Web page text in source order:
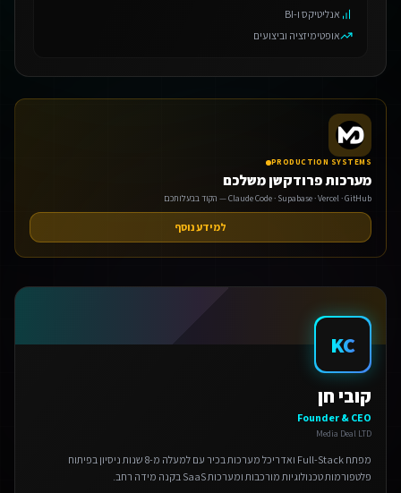
אנליטיקס ו-BI
אופטימיזציה וביצועים
PRODUCTION SYSTEMS
מערכות פרודקשן משלכם
Claude Code · Supabase · Vercel · GitHub — הקוד בבעלותכם
למידע נוסף
KC
קובי חן
Founder & CEO
Media Deal LTD
מפתח Full-Stack ואדריכל מערכות בכיר עם למעלה מ-8 שנות ניסיון בפיתוח
פלטפורמות טכנולוגיות מורכבות ומערכות SaaS בקנה מידה רחב.